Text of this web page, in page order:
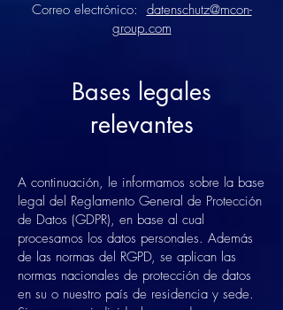
Correo electrónico: datenschutz@mcon-
group.com
Bases legales
relevantes
A continuación, le informamos sobre la base
legal del Reglamento General de Protección
de Datos (GDPR), en base al cual
procesamos los datos personales. Además
de las normas del RGPD, se aplican las
normas nacionales de protección de datos
en su o nuestro país de residencia y sede.